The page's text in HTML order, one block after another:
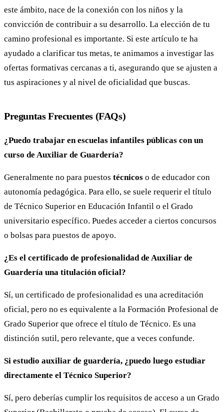
este ámbito, nace de la conexión con los niños y la
convicción de contribuir a su desarrollo. La elección de tu
camino profesional es importante. Si este artículo te ha
ayudado a clarificar tus metas, te animamos a investigar las
ofertas formativas cercanas a ti, asegurando que se ajusten a
tus aspiraciones y al nivel de oficialidad que buscas.
Preguntas Frecuentes (FAQs)
¿Puedo trabajar en escuelas infantiles públicas con un
curso de Auxiliar de Guardería?
Generalmente no para puestos técnicos o de educador con
autonomía pedagógica. Para ello, se suele requerir el título
de Técnico Superior en Educación Infantil o el Grado
universitario específico. Puedes acceder a ciertos concursos
o bolsas para puestos de apoyo.
¿Es el certificado de profesionalidad de Auxiliar de
Guardería una titulación oficial?
Sí, un certificado de profesionalidad es una acreditación
oficial, pero no es equivalente a la Formación Profesional de
Grado Superior que ofrece el título de Técnico. Es una
distinción sutil, pero relevante, que a veces confunde.
Si estudio auxiliar de guardería, ¿puedo luego estudiar
directamente el Técnico Superior?
Sí, pero deberías cumplir los requisitos de acceso a un Grado